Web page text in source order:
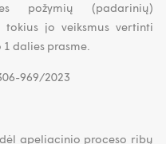
požymių (padarinių)
tokius jo veiksmus vertinti
dalies prasme.
969/2023
apeliacinio proceso ribų